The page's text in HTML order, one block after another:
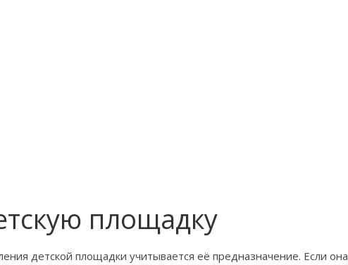
площадку
детской площадки учитывается её предназначение. Если она